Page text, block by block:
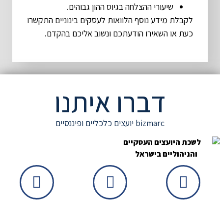
שיעורי ההצלחה בגיוס ההון גבוהים.
לקבלת מידע נוסף הלוואות לעסקים בינוניים התקשרו
כעת או השאירו הודעתכם ונשוב אליכם בהקדם.
דברו איתנו
bizmarc יועצים כלכליים ופיננסיים